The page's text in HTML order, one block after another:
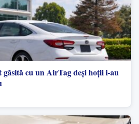
cu un AirTag deși hoții i-au